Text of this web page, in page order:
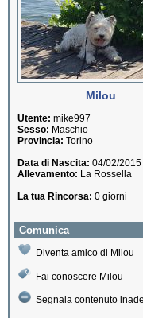
Milou
Utente: mike997
Sesso: Maschio
Provincia: Torino
Data di Nascita: 04/02/2015
Allevamento: La Rossella
La tua Rincorsa: 0 giorni
Comunica
Diventa amico di Milou
Fai conoscere Milou
Segnala contenuto